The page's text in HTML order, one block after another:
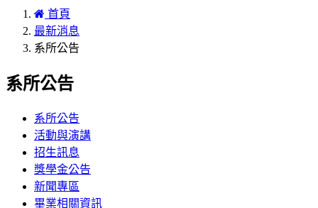
首頁
最新消息
系所公告
系所公告
系所公告
活動與演講
招生訊息
獎學金公告
新聞專區
畢業相關資訊